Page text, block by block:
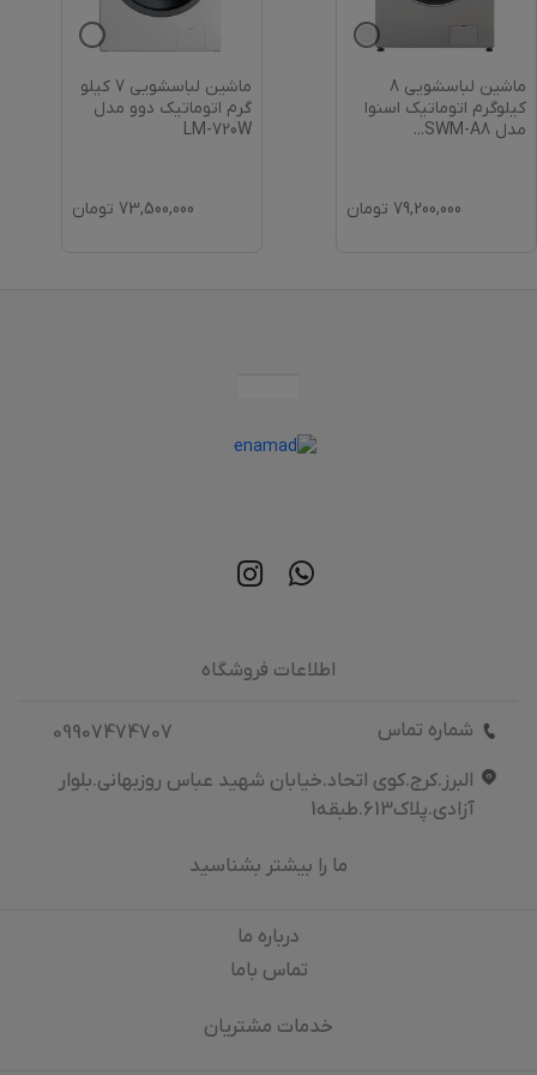
ماشین لباسشویی 8
کیلوگرم اتوماتیک اسنوا
مدل SWM-A8
...
79,200,000 تومان
ماشین لباسشویی 7 کیلو
گرم اتوماتیک دوو مدل
LM-720W
73,500,000 تومان
اطلاعات فروشگاه
شماره تماس
09907474707
البرز.کرج.کوی اتحاد.خیابان شهید عباس روزبهانی.بلوار
آزادی.پلاک613.طبقه1
ما را بیشتر بشناسید
درباره‌ ما
تماس باما
خدمات مشتریان